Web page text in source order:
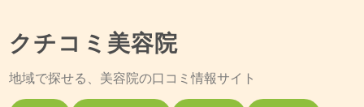
クチコミ美容院
地域で探せる、美容院の口コミ情報サイト